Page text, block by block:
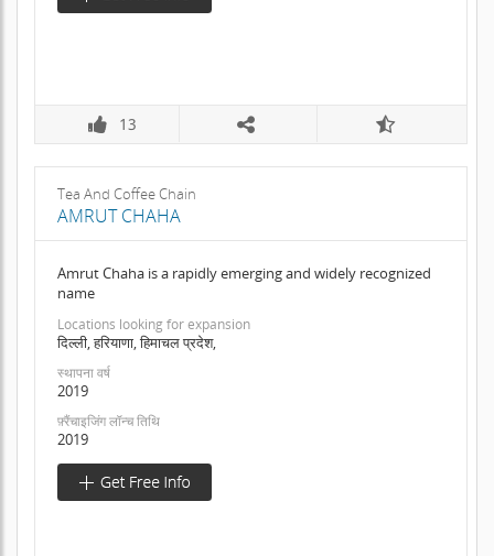
13
Tea And Coffee Chain
AMRUT CHAHA
Amrut Chaha is a rapidly emerging and widely recognized
name
Locations looking for expansion
दिल्ली, हरियाणा, हिमाचल प्रदेश,
स्थापना वर्ष
2019
फ़्रैंचाइजिंग लॉन्च तिथि
2019